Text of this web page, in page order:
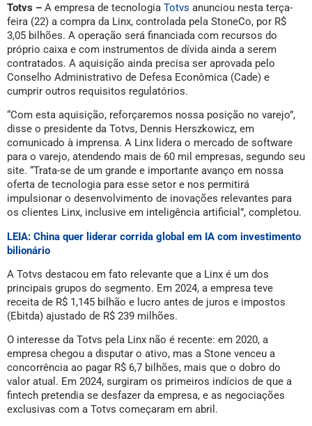
Totvs – A empresa de tecnologia Totvs anunciou nesta terça-
feira (22) a compra da Linx, controlada pela StoneCo, por R$
3,05 bilhões. A operação será financiada com recursos do
próprio caixa e com instrumentos de dívida ainda a serem
contratados. A aquisição ainda precisa ser aprovada pelo
Conselho Administrativo de Defesa Econômica (Cade) e
cumprir outros requisitos regulatórios.
“Com esta aquisição, reforçaremos nossa posição no varejo”,
disse o presidente da Totvs, Dennis Herszkowicz, em
comunicado à imprensa. A Linx lidera o mercado de software
para o varejo, atendendo mais de 60 mil empresas, segundo seu
site. “Trata-se de um grande e importante avanço em nossa
oferta de tecnologia para esse setor e nos permitirá
impulsionar o desenvolvimento de inovações relevantes para
os clientes Linx, inclusive em inteligência artificial”, completou.
LEIA: China quer liderar corrida global em IA com investimento
bilionário
A Totvs destacou em fato relevante que a Linx é um dos
principais grupos do segmento. Em 2024, a empresa teve
receita de R$ 1,145 bilhão e lucro antes de juros e impostos
(Ebitda) ajustado de R$ 239 milhões.
O interesse da Totvs pela Linx não é recente: em 2020, a
empresa chegou a disputar o ativo, mas a Stone venceu a
concorrência ao pagar R$ 6,7 bilhões, mais que o dobro do
valor atual. Em 2024, surgiram os primeiros indícios de que a
fintech pretendia se desfazer da empresa, e as negociações
exclusivas com a Totvs começaram em abril.